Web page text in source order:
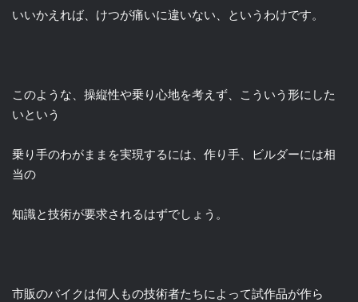
いいかえれば、けつが痛いに違いない、というわけです。
このような、操縦性や乗り心地を考えず、こういう形にした
いという
乗り手のわがままを実現するには、作り手、ビルダーには相
当の
知識と技術が要求されるはずでしょう。
市販のバイクは何人もの技術者たちによって試作品が作ら